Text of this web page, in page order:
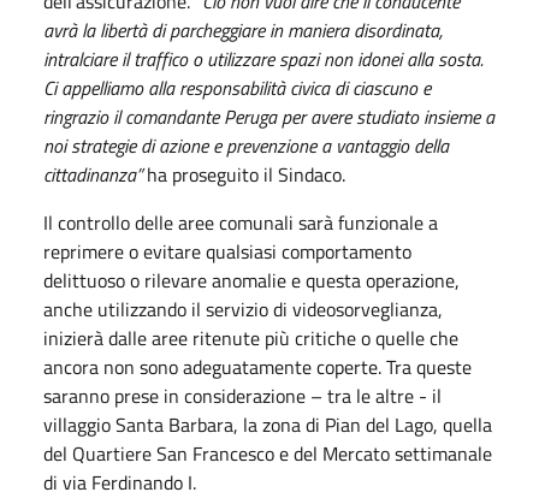
avrà la libertà di parcheggiare in maniera disordinata,
intralciare il traffico o utilizzare spazi non idonei alla sosta.
Ci appelliamo alla responsabilità civica di ciascuno e
ringrazio il comandante Peruga per avere studiato insieme a
noi strategie di azione e prevenzione a vantaggio della
cittadinanza”ha proseguito il Sindaco.
Il controllo delle aree comunali sarà funzionale a
reprimere o evitare qualsiasi comportamento
delittuoso o rilevare anomalie e questa operazione,
anche utilizzando il servizio di videosorveglianza,
inizierà dalle aree ritenute più critiche o quelle che
ancora non sono adeguatamente coperte. Tra queste
saranno prese in considerazione – tra le altre - il
villaggio Santa Barbara, la zona di Pian del Lago, quella
del Quartiere San Francesco e del Mercato settimanale
di via Ferdinando I.